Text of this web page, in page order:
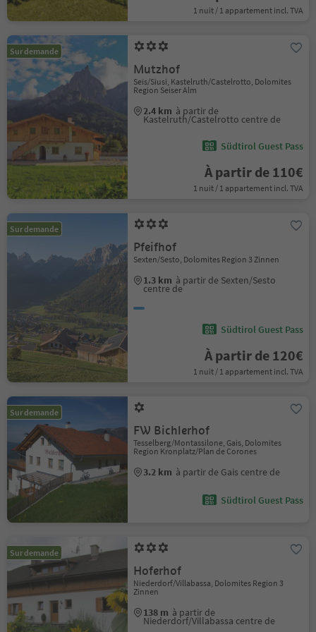
1 nuit / 1 appartement incl. TVA
Sur demande
Mutzhof
Seis/Siusi, Kastelruth/Castelrotto, Dolomites
Region Seiser Alm
2.4 km à partir de
Kastelruth/Castelrotto centre de
Südtirol Guest Pass
À partir de 110€
1 nuit / 1 appartement incl. TVA
Sur demande
Pfeifhof
Sexten/Sesto, Dolomites Region 3 Zinnen
1.3 km à partir de Sexten/Sesto
centre de
Südtirol Guest Pass
À partir de 120€
1 nuit / 1 appartement incl. TVA
Sur demande
FW Bichlerhof
Tesselberg/Montassilone, Gais, Dolomites
Region Kronplatz/Plan de Corones
3.2 km à partir de Gais centre de
Südtirol Guest Pass
Sur demande
Hoferhof
Niederdorf/Villabassa, Dolomites Region 3
Zinnen
138 m à partir de
Niederdorf/Villabassa centre de